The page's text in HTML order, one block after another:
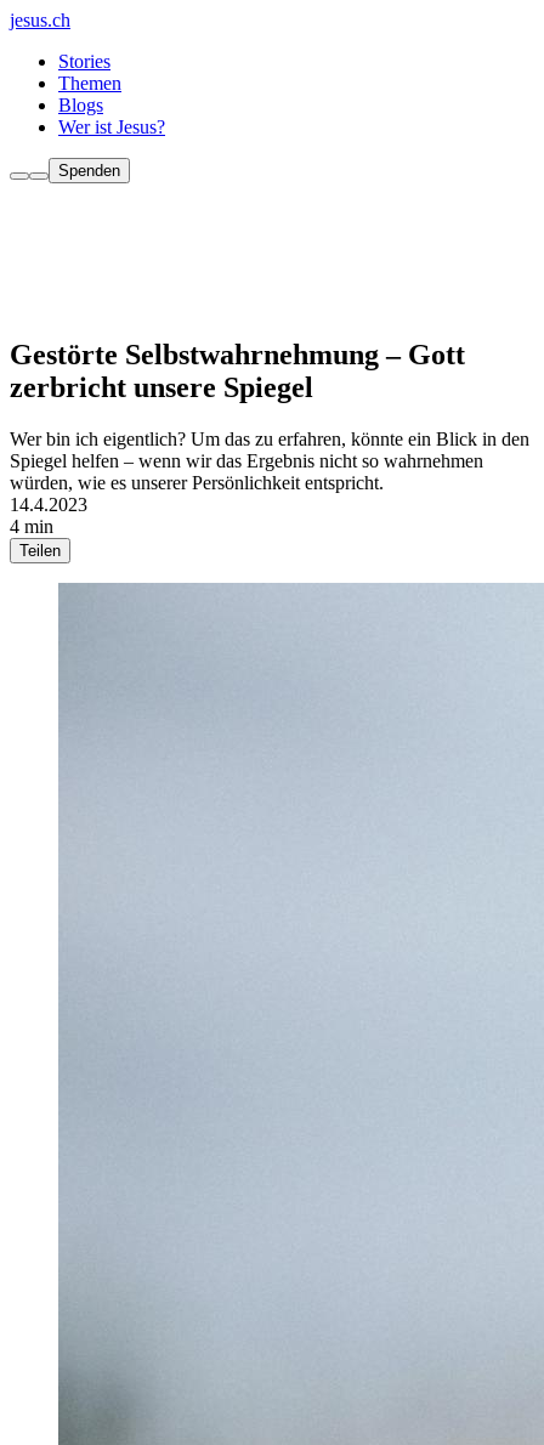
jesus.ch
Stories
Themen
Blogs
Wer ist Jesus?
Spenden
Gestörte Selbstwahrnehmung – Gott
zerbricht unsere Spiegel
Wer bin ich eigentlich? Um das zu erfahren, könnte ein Blick in den
Spiegel helfen – wenn wir das Ergebnis nicht so wahrnehmen
würden, wie es unserer Persönlichkeit entspricht.
14.4.2023
4 min
Teilen